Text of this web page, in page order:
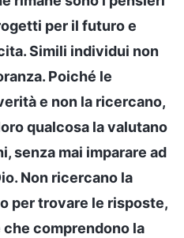
per il futuro e
Simili individui non
Poiché le
e non la ricercano,
qualcosa la valutano
senza mai imparare ad
Non ricercano la
per trovare le risposte,
comprendono la